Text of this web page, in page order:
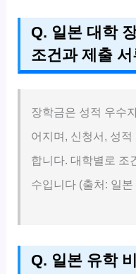
Q. 일본 대학
조건과 제출
장학금은 성적 우수
어지며, 신청서, 성
합니다. 대학별로 조
수입니다 (출처: 일
Q. 일본 유학